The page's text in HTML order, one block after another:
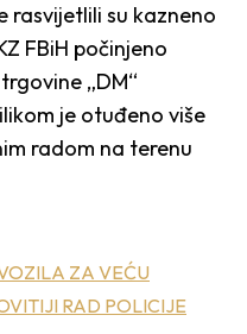
rasvijetlili su kazneno
FBiH počinjeno
„DM“
je otuđeno više
radom na terenu